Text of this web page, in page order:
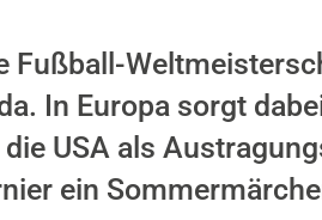
Fußball-
In Europa sorgt
USA als
ein